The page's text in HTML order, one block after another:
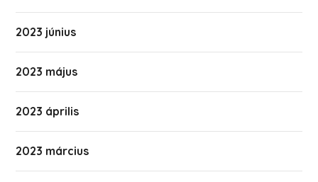
2023 június
2023 május
2023 április
2023 március